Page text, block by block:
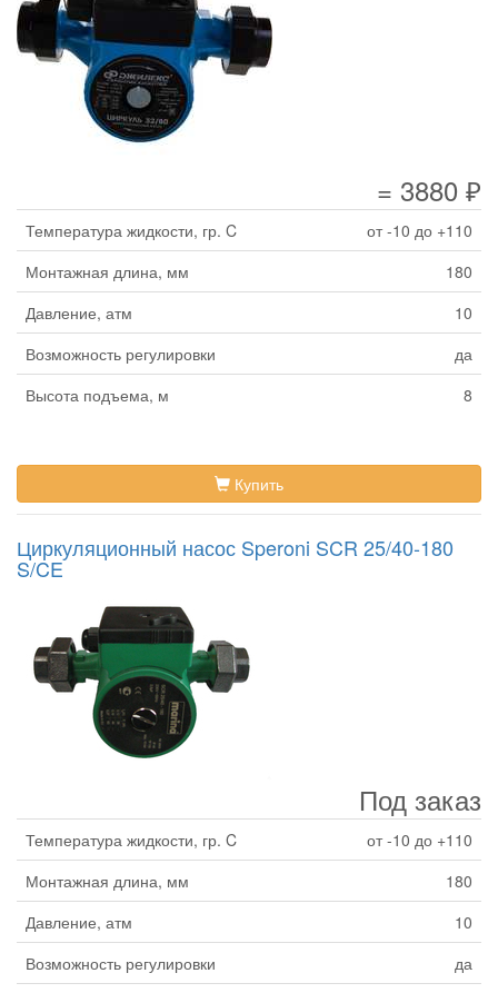
= 3880 ₽
Температура жидкости, гр. C
от -10 до +110
Монтажная длина, мм
180
Давление, атм
10
Возможность регулировки
да
Высота подъема, м
8
Купить
Циркуляционный насос Speroni SCR 25/40-180
S/CE
Под заказ
Температура жидкости, гр. C
от -10 до +110
Монтажная длина, мм
180
Давление, атм
10
Возможность регулировки
да